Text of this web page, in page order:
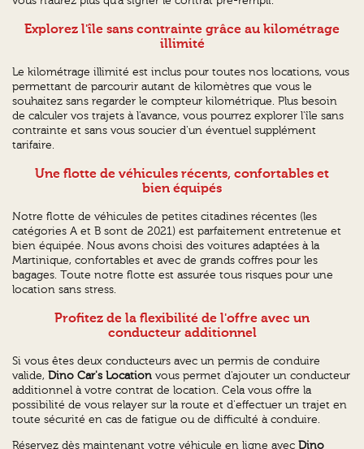
Explorez l'île sans contrainte grâce au kilométrage
illimité
Le kilométrage illimité est inclus pour toutes nos locations, vous
permettant de parcourir autant de kilomètres que vous le
souhaitez sans regarder le compteur kilométrique. Plus besoin
de calculer vos trajets à l'avance, vous pourrez explorer l'île sans
contrainte et sans vous soucier d'un éventuel supplément
tarifaire.
Une flotte de véhicules récents, confortables et
bien équipés
Notre flotte de véhicules de petites citadines récentes (les
catégories A et B sont de 2021) est parfaitement entretenue et
bien équipée. Nous avons choisi des voitures adaptées à la
Martinique, confortables et avec de grands coffres pour les
bagages. Toute notre flotte est assurée tous risques pour une
location sans stress.
Profitez de la flexibilité de l'offre avec un
conducteur additionnel
Si vous êtes deux conducteurs avec un permis de conduire
valide,Dino Car's Location vous permet d'ajouter un conducteur
additionnel à votre contrat de location. Cela vous offre la
possibilité de vous relayer sur la route et d'effectuer un trajet en
toute sécurité en cas de fatigue ou de difficulté à conduire.
Réservez dès maintenant votre véhicule en ligne avecDino